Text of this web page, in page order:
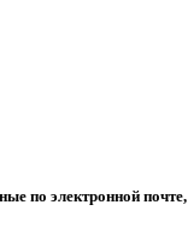
по электронной почте,